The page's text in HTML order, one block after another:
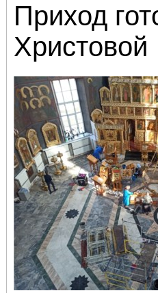
Приход
Христовой